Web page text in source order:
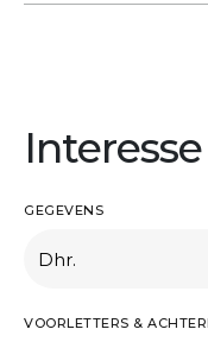
GEGEVENS
VOORLETTERS &